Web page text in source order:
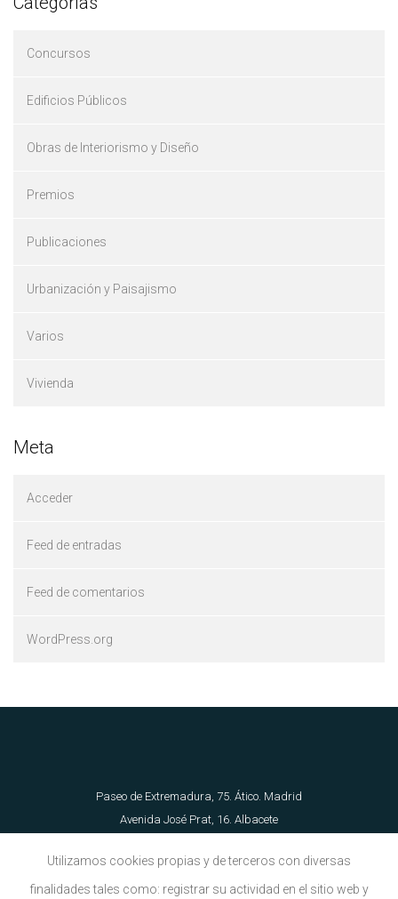
Concursos
Edificios Públicos
Obras de Interiorismo y Diseño
Premios
Publicaciones
Urbanización y Paisajismo
Varios
Vivienda
Meta
Acceder
Feed de entradas
Feed de comentarios
WordPress.org
Paseo de Extremadura, 75. Ático. Madrid
Avenida José Prat, 16. Albacete
Utilizamos cookies propias y de terceros con diversas
finalidades tales como: registrar su actividad en el sitio web y